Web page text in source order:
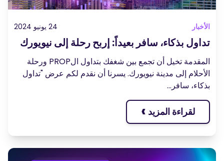
بذكاء، سافر بعيداً: إربح رحلة إلى نيويورك
المقدمة تخيل أن تجمع بين شغفك بتداول الPROP ورحلة
إلى مدينة نيويورك. يسرنا أن نقدم لكم عرض "تداول
سافر...
لقراءة المزيد›